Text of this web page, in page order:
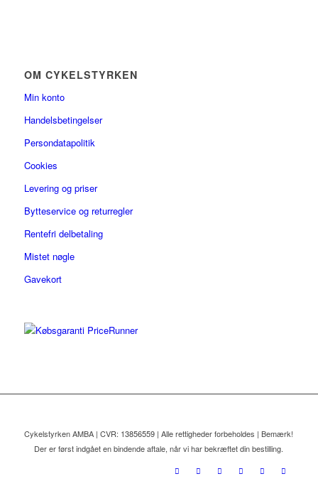
OM CYKELSTYRKEN
Min konto
Handelsbetingelser
Persondatapolitik
Cookies
Levering og priser
Bytteservice og returregler
Rentefri delbetaling
Mistet nøgle
Gavekort
Cykelstyrken AMBA | CVR: 13856559 | Alle rettigheder forbeholdes | Bemærk!
Der er først indgået en bindende aftale, når vi har bekræftet din bestilling.